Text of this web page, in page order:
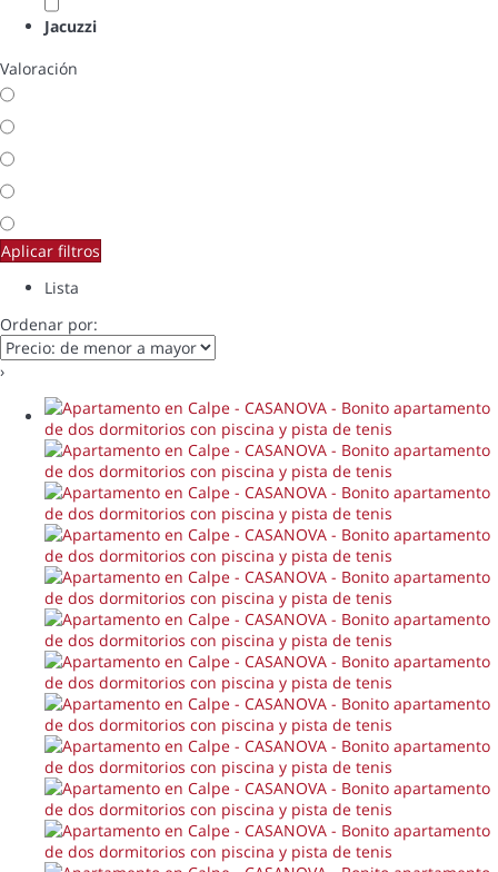
Jacuzzi
Valoración
Aplicar filtros
Lista
Ordenar por:
›